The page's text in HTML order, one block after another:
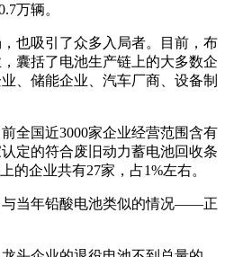
万辆。
也吸引了众多入局者。目前，布
囊括了电池生产链上的大多数企
、储能企业、汽车厂商、设备制
全国近3000家企业经营范围含有
定的符合废旧动力蓄电池回收条
的企业共有27家，占1%左右。
与当年铅酸电池类似的情况——正